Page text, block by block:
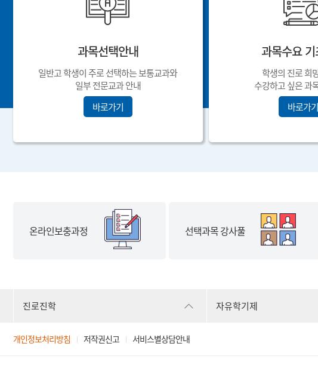
과목선택안내
일반고 학생이 주로 선택하는 보통교과와
일부 전문교과 안내
바로가기
과목수요
학생의 진로 희
수강하고 싶은 과
바로가기
온라인보충과정 선택과목 강사풀
진로진학 자유학기제
개인정보처리방침 | 저작권신고 | 서비스별상담안내